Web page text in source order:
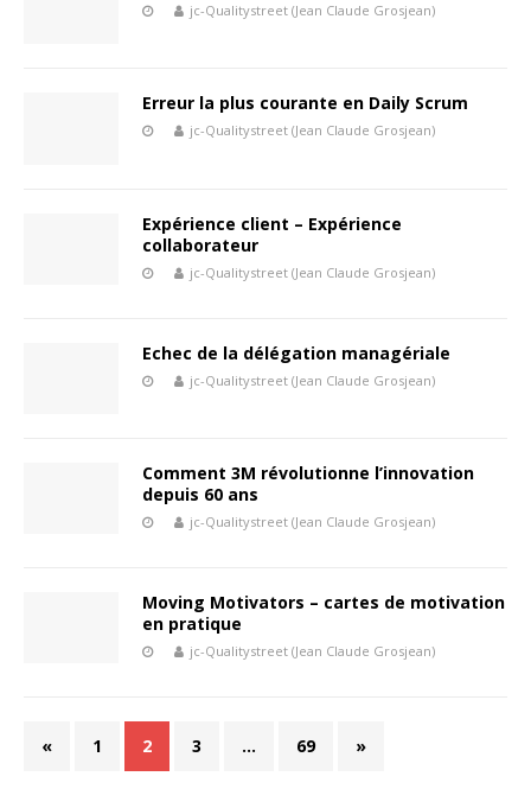
jc-Qualitystreet (Jean Claude Grosjean)
Erreur la plus courante en Daily Scrum
jc-Qualitystreet (Jean Claude Grosjean)
Expérience client – Expérience
collaborateur
jc-Qualitystreet (Jean Claude Grosjean)
Echec de la délégation managériale
jc-Qualitystreet (Jean Claude Grosjean)
Comment 3M révolutionne l’innovation
depuis 60 ans
jc-Qualitystreet (Jean Claude Grosjean)
Moving Motivators – cartes de motivation
en pratique
jc-Qualitystreet (Jean Claude Grosjean)
« 1 2 3 … 69 »